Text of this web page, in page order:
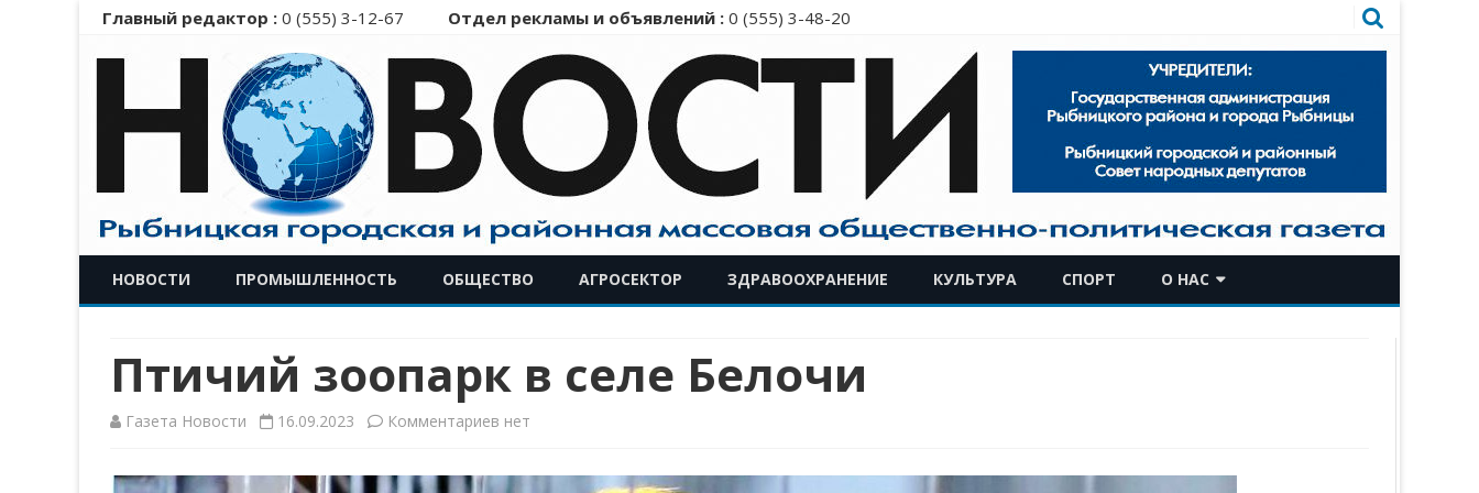
Главный редактор : 0 (555) 3-12-67 Отдел рекламы и объявлений : 0 (555) 3-48-20
к
содержимому
НОВОСТИ ПРОМЫШЛЕННОСТЬ ОБЩЕСТВО АГРОСЕКТОР ЗДРАВООХРАНЕНИЕ КУЛЬТУРА СПОРТ О НАС
Птичий зоопарк в селе Белочи
Газета Новости 16.09.2023 Комментариев кнет